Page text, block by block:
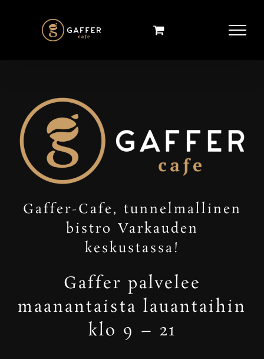
Gaffer-Cafe, tunnelmallinen
bistro Varkauden
keskustassa!
Gaffer palvelee
maanantaista lauantaihin
klo 9 – 21